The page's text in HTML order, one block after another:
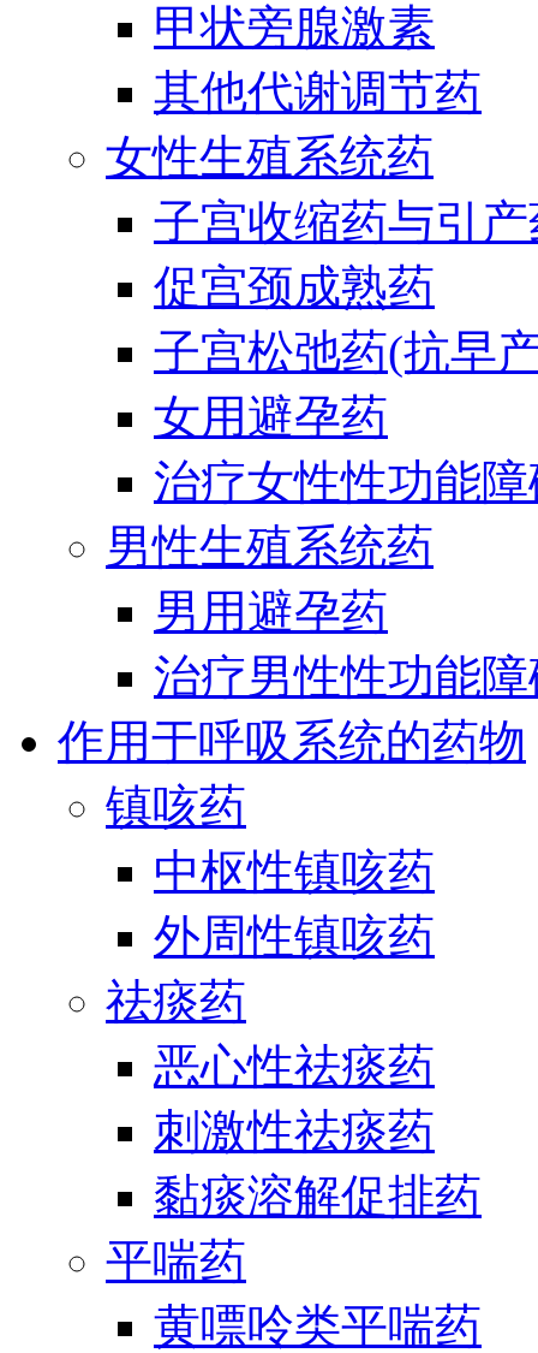
甲状旁腺激素
其他代谢调节药
女性生殖系统药
子宫收缩药与引
促宫颈成熟药
子宫松弛药(抗早
女用避孕药
治疗女性性功能
男性生殖系统药
男用避孕药
治疗男性性功能
作用于呼吸系统的药物
镇咳药
中枢性镇咳药
外周性镇咳药
祛痰药
恶心性祛痰药
刺激性祛痰药
黏痰溶解促排药
平喘药
黄嘌呤类平喘药